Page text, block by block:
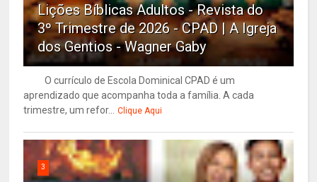
Lições Bíblicas Adultos - Revista do
3º Trimestre de 2026 - CPAD | A Igreja
dos Gentios - Wagner Gaby
O currículo de Escola Dominical CPAD é um
aprendizado que acompanha toda a família. A cada
trimestre, um refor...
Clique Aqui
3